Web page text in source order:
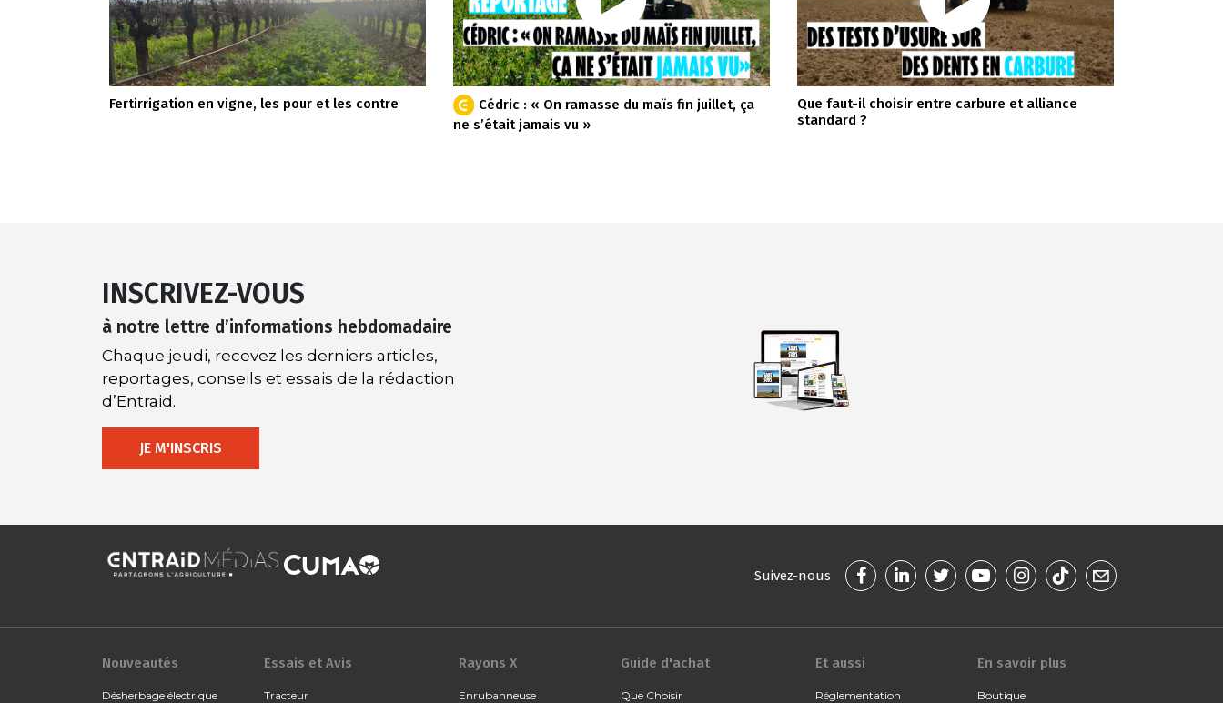
Fertirrigation en vigne, les pour et les contre
Cédric : « On ramasse du maïs fin juillet, ça
ne s’était jamais vu »
Que faut-il choisir entre carbure et alliance
standard ?
INSCRIVEZ-VOUS
à notre lettre d’informations hebdomadaire
Chaque jeudi, recevez les derniers articles,
reportages, conseils et essais de la rédaction
d’Entraid.
JE M'INSCRIS
Suivez-nous
Nouveautés
Désherbage électrique
Essais et Avis
Tracteur
Rayons X
Enrubanneuse
Guide d'achat
Que Choisir
Et aussi
Réglementation
En savoir plus
Boutique